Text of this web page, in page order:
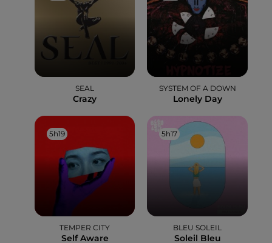
SEAL
Crazy
SYSTEM OF A DOWN
Lonely Day
5h19
5h19
TEMPER CITY
Self Aware
5h17
5h17
BLEU SOLEIL
Soleil Bleu